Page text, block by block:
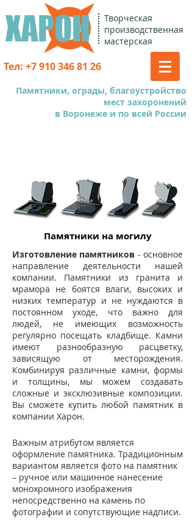
ХАРОН
Творческая
производственная
мастерская
Тел: +7 910 346 81 26
Памятники, ограды, благоустройство
мест захоронений
в Воронеже и по всей России
Памятники на могилу
Изготовление памятников - основное
направление деятельности нашей
компании. Памятники из гранита и
мрамора не боятся влаги, высоких и
низких температур и не нуждаются в
постоянном уходе, что важно для
людей, не имеющих возможность
регулярно посещать кладбище. Камни
имеют разнообразную расцветку,
зависящую от месторождения.
Комбинируя различные камни, формы
и толщины, мы можем создавать
сложные и эксклюзивные композиции.
Вы сможете купить любой памятник в
компании Харон.
Важным атрибутом является
оформление памятника. Традиционным
вариантом является фото на памятник
– ручное или машинное нанесение
монохромного изображения
непосредственно на камень по
фотографии и сопутствующие надписи.